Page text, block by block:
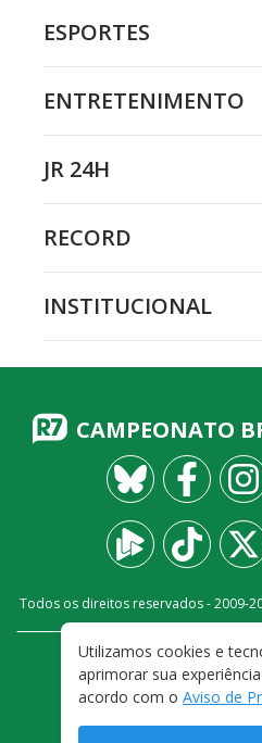
ESPORTES
ENTRETENIMENTO
JR 24H
RECORD
INSTITUCIONAL
CAMPEONATO
Todos os direitos reservados - 2009-
FALE
TERMOS E
Utilizamos cookies e
aprimorar sua
acordo com o Aviso de